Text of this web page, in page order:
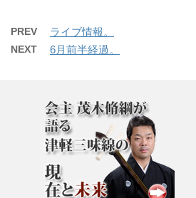
PREV ライブ情報。
NEXT 6月前半経過。